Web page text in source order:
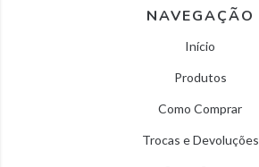
NAVEGAÇÃO
Início
Produtos
Como Comprar
Trocas e Devoluções